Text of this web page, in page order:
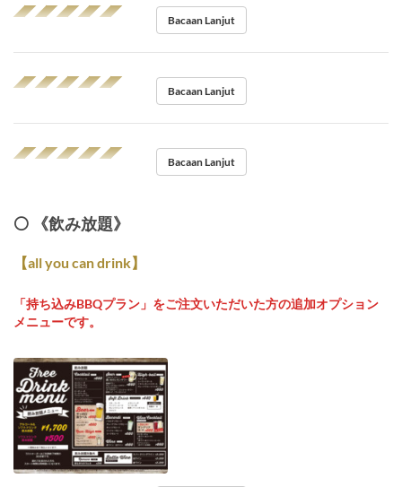
◢◤◢◤◢◤◢◤◢◤
Bacaan Lanjut
◢◤◢◤◢◤◢◤◢◤
Bacaan Lanjut
◢◤◢◤◢◤◢◤◢◤
Bacaan Lanjut
⚪️ 《飲み放題》
【all you can drink】
「持ち込みBBQプラン」をご注文いただいた方の追加オプション
メニューです。